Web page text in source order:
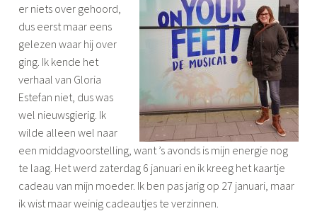
er niets over gehoord,
dus eerst maar eens
gelezen waar hij over
ging. Ik kende het
verhaal van Gloria
Estefan niet, dus was
wel nieuwsgierig. Ik
wilde alleen wel naar
een middagvoorstelling, want ’s avonds is mijn energie nog
te laag. Het werd zaterdag 6 januari en ik kreeg het kaartje
cadeau van mijn moeder. Ik ben pas jarig op 27 januari, maar
ik wist maar weinig cadeautjes te verzinnen.